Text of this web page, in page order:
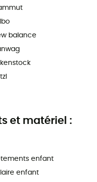
balance
et matériel :
enfant
enfant